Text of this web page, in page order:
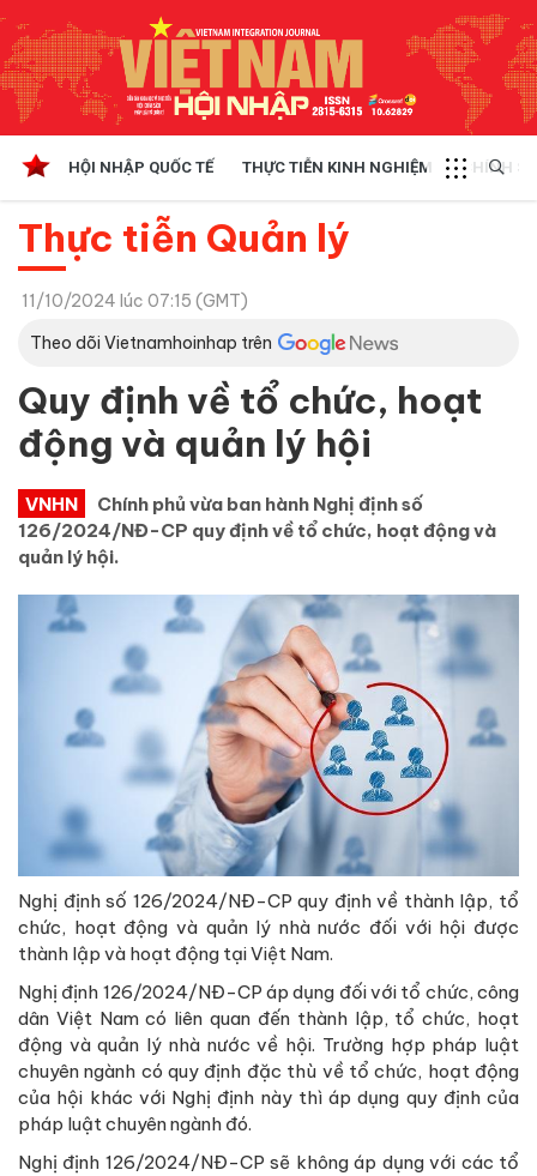
HỘI NHẬP QUỐC TẾ THỰC TIỄN KINH NGHIỆM CHÍNH
Thực tiễn Quản lý
11/10/2024 lúc 07:15 (GMT)
Theo dõi Vietnamhoinhap trên
Quy định về tổ chức, hoạt
động và quản lý hội
VNHN
Chính phủ vừa ban hành Nghị định số
126/2024/NĐ-CP quy định về tổ chức, hoạt động và
quản lý hội.
Nghị định số 126/2024/NĐ-CP quy định về thành lập, tổ
chức, hoạt động và quản lý nhà nước đối với hội được
thành lập và hoạt động tại Việt Nam.
Nghị định 126/2024/NĐ-CP áp dụng đối với tổ chức, công
dân Việt Nam có liên quan đến thành lập, tổ chức, hoạt
động và quản lý nhà nước về hội. Trường hợp pháp luật
chuyên ngành có quy định đặc thù về tổ chức, hoạt động
của hội khác với Nghị định này thì áp dụng quy định của
pháp luật chuyên ngành đó.
Nghị định 126/2024/NĐ-CP sẽ không áp dụng với các tổ